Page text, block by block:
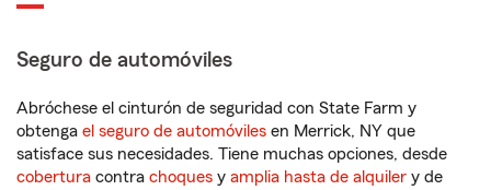
Seguro de automóviles
Abróchese el cinturón de seguridad con State Farm y
obtenga el seguro de automóviles en Merrick, NY que
satisface sus necesidades. Tiene muchas opciones, desde
cobertura contra choques y amplia hasta de alquiler y de